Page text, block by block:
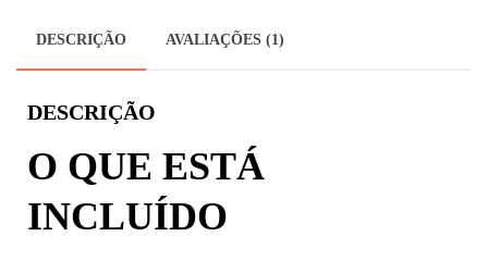
DESCRIÇÃO AVALIAÇÕES (1)
DESCRIÇÃO
O QUE ESTÁ
INCLUÍDO